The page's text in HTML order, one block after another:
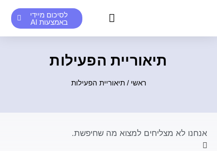
לסיכום מיידי
באמצעות AI
תיאוריית הפעילות
ראשי /תיאוריית הפעילות
אנחנו לא מצליחים למצוא מה שחיפשת.